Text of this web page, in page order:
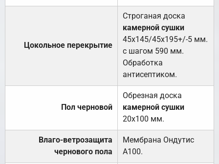
Цокольное перекрытие
Строганая доска
камерной сушки
45х145/45х195+/-5 мм.
с шагом 590 мм.
Обработка
антисептиком.
Пол черновой
Обрезная доска
камерной сушки
20х100 мм.
Влаго-ветрозащита
чернового пола
Мембрана Ондутис
А100.